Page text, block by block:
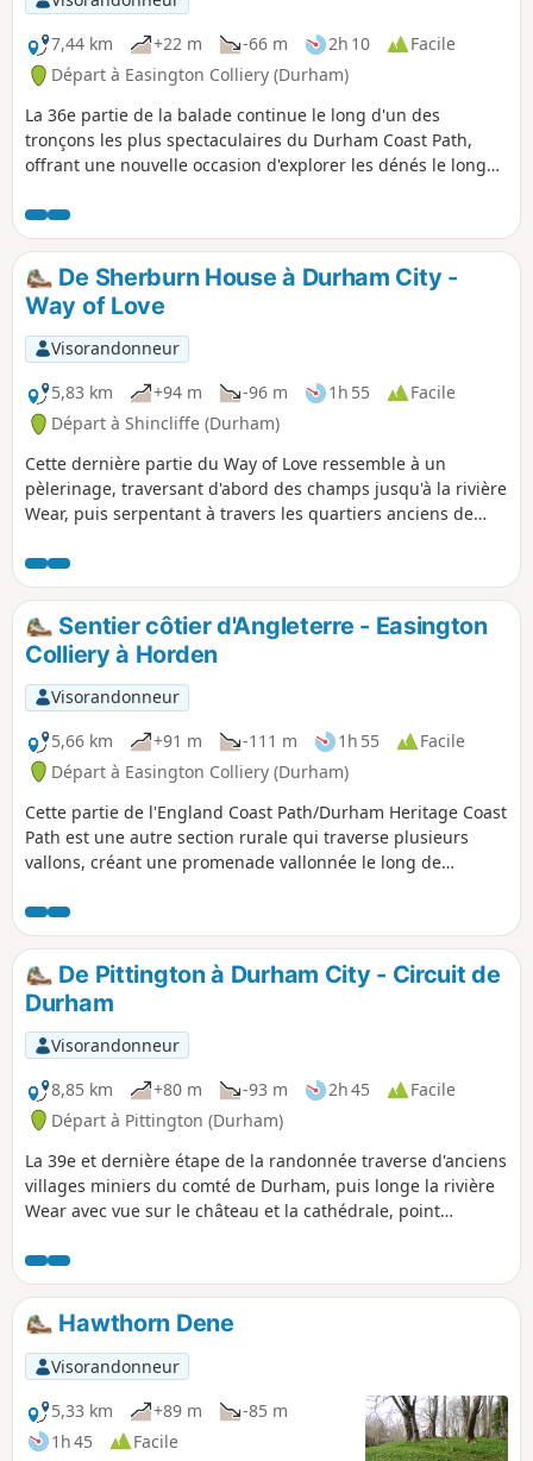
7,44 km
+22 m -66 m 2h 10
Facile
Départ à Easington Colliery (Durham)
La 36e partie de la balade continue le long d'un des
tronçons les plus spectaculaires du Durham Coast Path,
offrant une nouvelle occasion d'explorer les dénés le long
terminant dans la ville côtière de Seaham, où tu pourras
explorer le port et le front de mer.
De Sherburn House à Durham City -
Way of Love
Visorandonneur
5,83 km
+94 m -96 m 1h 55
Facile
Départ à Shincliffe (Durham)
Cette dernière partie du Way of Love ressemble à un
pèlerinage, traversant d'abord des champs jusqu'à la rivière
Wear, puis serpentant à travers les quartiers anciens de
apercevoir la cathédrale tout au long du parcours.
Sentier côtier d'Angleterre - Easington
Colliery à Horden
Visorandonneur
5,66 km
+91 m -111 m 1h 55
Facile
Départ à Easington Colliery (Durham)
Cette partie de l'England Coast Path/Durham Heritage Coast
Path est une autre section rurale qui traverse plusieurs
vallons, créant une promenade vallonnée le long de
De Pittington à Durham City - Circuit de
Durham
Visorandonneur
8,85 km
+80 m -93 m 2h 45
Facile
Départ à Pittington (Durham)
La 39e et dernière étape de la randonnée traverse d'anciens
villages miniers du comté de Durham, puis longe la rivière
Wear avec vue sur le château et la cathédrale, point
Hawthorn Dene
Visorandonneur
5,33 km
+89 m
-85 m
1h 45
Facile